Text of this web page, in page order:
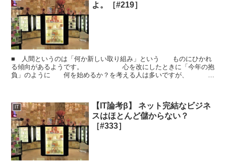
よ。［#219］
■ 人間というのは「何か新しい取り組み」という ものにひかれ
る傾向があるようです。 心を改にしたときに「今年の抱
負」のように 何を始めるか？を考える人は多いですが、
IT
【IT論考β】 ネット完結なビジネ
スはほとんど儲からない？
［#333］